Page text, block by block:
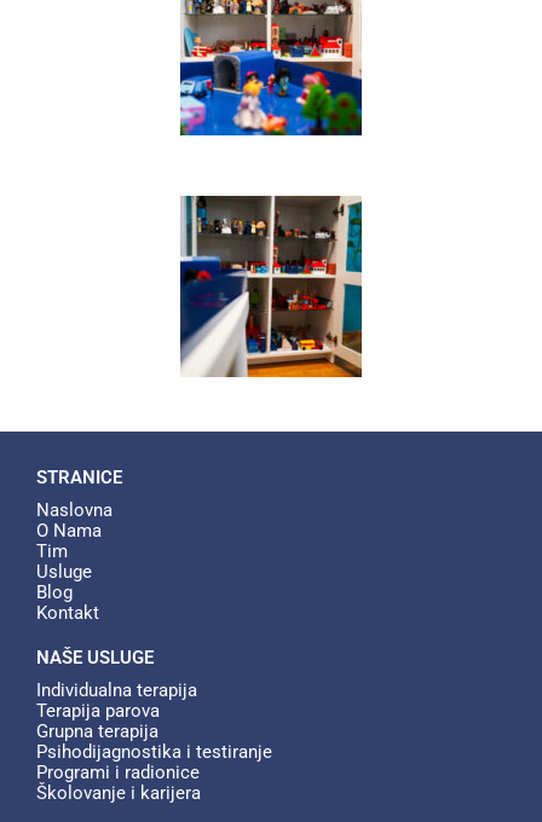
STRANICE
Naslovna
O Nama
Tim
Usluge
Blog
Kontakt
NAŠE USLUGE
Individualna terapija​
Terapija parova​
Grupna terapija​
Psihodijagnostika i testiranje​
Programi i radionice​
Školovanje i karijera​